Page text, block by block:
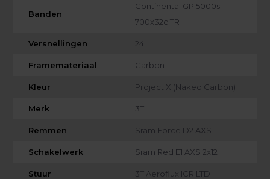
Banden
Continental GP 5000s
700x32c TR
Versnellingen 24
Framemateriaal Carbon
Kleur Project X (Naked Carbon)
Merk 3T
Remmen Sram Force D2 AXS
Schakelwerk Sram Red E1 AXS 2x12
Stuur 3T Aeroflux ICR LTD